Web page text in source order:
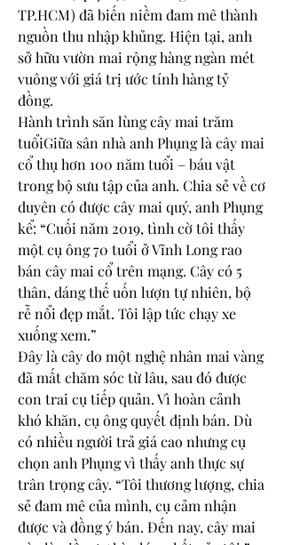
TP.HCM) đã biến niềm đam mê thành
nguồn thu nhập khủng. Hiện tại, anh
sở hữu vườn mai rộng hàng ngàn mét
vuông với giá trị ước tính hàng tỷ
đồng.
Hành trình săn lùng cây mai trăm
tuổiGiữa sân nhà anh Phụng là cây mai
cổ thụ hơn 100 năm tuổi – báu vật
trong bộ sưu tập của anh. Chia sẻ về cơ
duyên có được cây mai quý, anh Phụng
kể: “Cuối năm 2019, tình cờ tôi thấy
một cụ ông 70 tuổi ở Vĩnh Long rao
bán cây mai cổ trên mạng. Cây có 5
thân, dáng thế uốn lượn tự nhiên, bộ
rễ nổi đẹp mắt. Tôi lập tức chạy xe
xuống xem.”
Đây là cây do một nghệ nhân mai vàng
đã mất chăm sóc từ lâu, sau đó được
con trai cụ tiếp quản. Vì hoàn cảnh
khó khăn, cụ ông quyết định bán. Dù
có nhiều người trả giá cao nhưng cụ
chọn anh Phụng vì thấy anh thực sự
trân trọng cây. “Tôi thương lượng, chia
sẻ đam mê của mình, cụ cảm nhận
được và đồng ý bán. Đến nay, cây mai